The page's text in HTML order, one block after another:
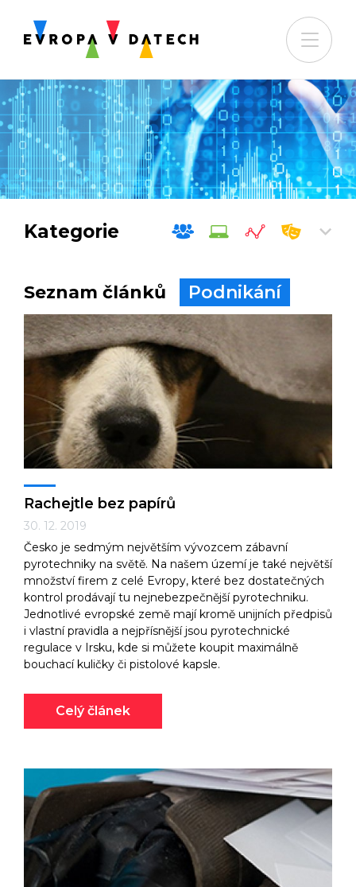
Kategorie
Společnost
Technologie
Ekonomika a byznys
Kultura a sport
Seznam článků Podnikání
Rachejtle bez papírů
30. 12. 2019
Česko je sedmým největším vývozcem zábavní
pyrotechniky na světě. Na našem území je také největší
množství firem z celé Evropy, které bez dostatečných
kontrol prodávají tu nejnebezpečnější pyrotechniku.
Jednotlivé evropské země mají kromě unijních předpisů
i vlastní pravidla a nejpřísnější jsou pyrotechnické
regulace v Irsku, kde si můžete koupit maximálně
bouchací kuličky či pistolové kapsle.
Celý článek